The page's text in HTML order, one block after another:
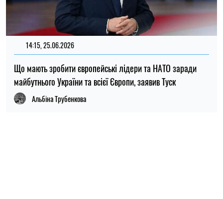
14:15, 25.06.2026
Що мають зробити європейські лідери та НАТО заради
майбутнього України та всієї Європи, заявив Туск
Альбіна Трубенкова